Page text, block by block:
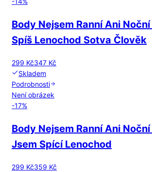
Body Nejsem Ranní Ani
Spíš Lenochod Sotva Člověk
299 Kč347 Kč
Skladem
Podrobnosti
Není obrázek
-17%
Body Nejsem Ranní Ani
Jsem Spící Lenochod
299 Kč359 Kč